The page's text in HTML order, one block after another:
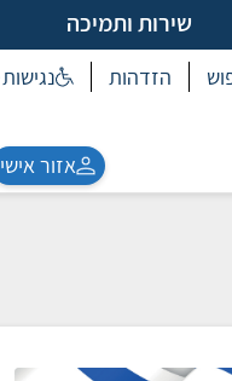
שירות ותמיכה
הזדהות נגישות
אזור אישי